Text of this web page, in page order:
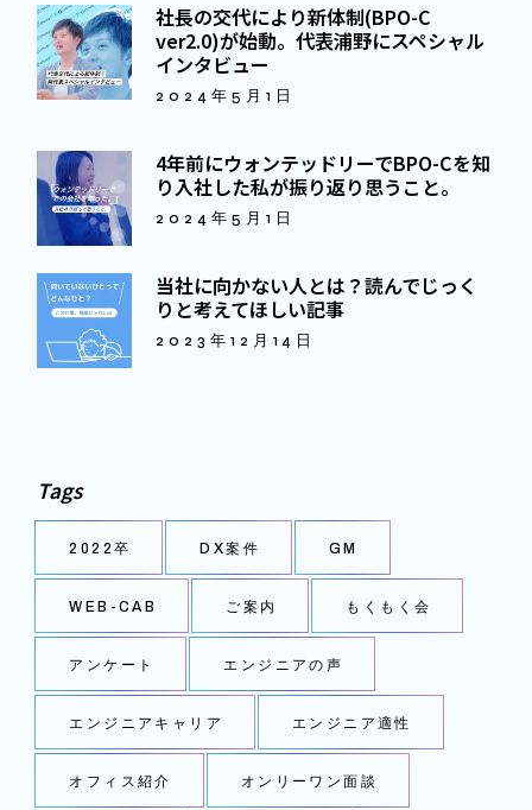
社長の交代により新体制(BPO-C
ver2.0)が始動。代表浦野にスペシャル
インタビュー
2024年5月1日
4年前にウォンテッドリーでBPO-Cを知
り入社した私が振り返り思うこと。
2024年5月1日
当社に向かない人とは？読んでじっく
りと考えてほしい記事
2023年12月14日
Tags
2022卒 DX案件 GM
WEB-CAB ご案内 もくもく会
アンケート エンジニアの声
エンジニアキャリア エンジニア適性
オフィス紹介 オンリーワン面談